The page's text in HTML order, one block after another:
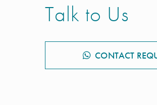
Talk to Us
CONTACT